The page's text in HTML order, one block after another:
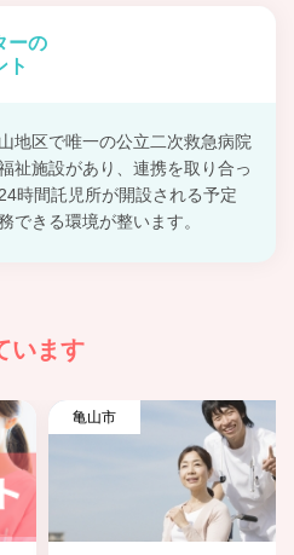
ーの
ト
地区で唯一の公立二次救急病院
祉施設があり、連携を取り合っ
時間託児所が開設される予定
できる環境が整います。
います
亀山市